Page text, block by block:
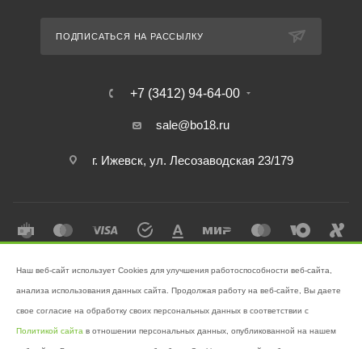
ПОДПИСАТЬСЯ НА РАССЫЛКУ
+7 (3412) 94-64-00
sale@bo18.ru
г. Ижевск, ул. Лесозаводская 23/179
поддержании чистоты!
Наш веб-сайт использует Cookies для улучшения работоспособности веб-сайта,
анализа использования данных сайта. Продолжая работу на веб-сайте, Вы даете
свое согласие на обработку своих персональных данных в соответствии с
Политикой сайта в отношении персональных данных, опубликованной на нашем